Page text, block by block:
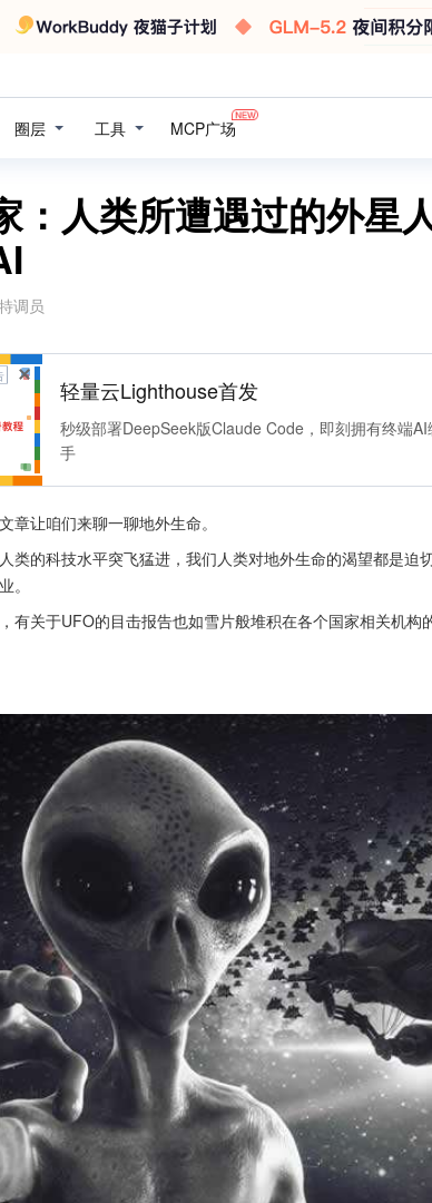
圈层 工具 MCP广场
：人类所遭遇过的外星
调员
轻量云Lighthouse首发
秒级部署DeepSeek版Claude Code，即刻拥有终端AI
手
章让咱们来聊一聊地外生命。
类的科技水平突飞猛进，我们人类对地外生命的渴望都是迫
。
有关于UFO的目击报告也如雪片般堆积在各个国家相关机构